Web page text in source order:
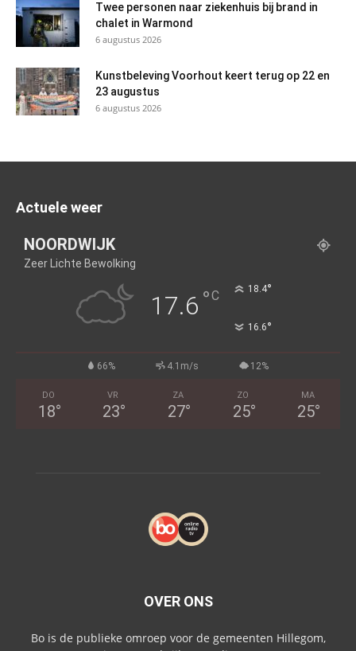
Twee personen naar ziekenhuis bij brand in
chalet in Warmond
6 augustus 2026
Kunstbeleving Voorhout keert terug op 22 en
23 augustus
6 augustus 2026
Actuele weer
NOORDWIJK
Zeer Lichte Bewolking
17.6 °C 18.4°
16.6°
66% 4.1m/s 12%
DO
18°
VR
23°
ZA
27°
ZO
25°
MA
25°
OVER ONS
Bo is de publieke omroep voor de gemeenten Hillegom,